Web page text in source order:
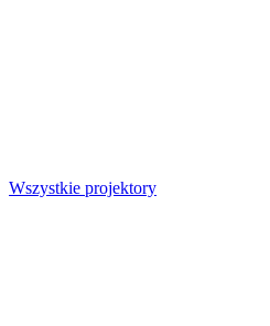
Wszystkie projektory